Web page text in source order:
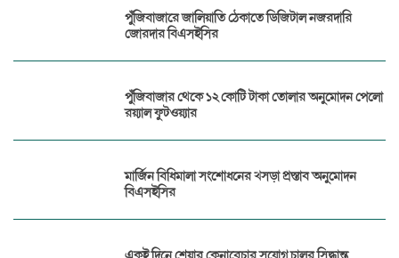
পুঁজিবাজারে জালিয়াতি ঠেকাতে ডিজিটাল নজরদারি
জোরদার বিএসইসির
পুঁজিবাজার থেকে ১২ কোটি টাকা তোলার অনুমোদন পেলো
রয়্যাল ফুটওয়্যার
মার্জিন বিধিমালা সংশোধনের খসড়া প্রস্তাব অনুমোদন
বিএসইসির